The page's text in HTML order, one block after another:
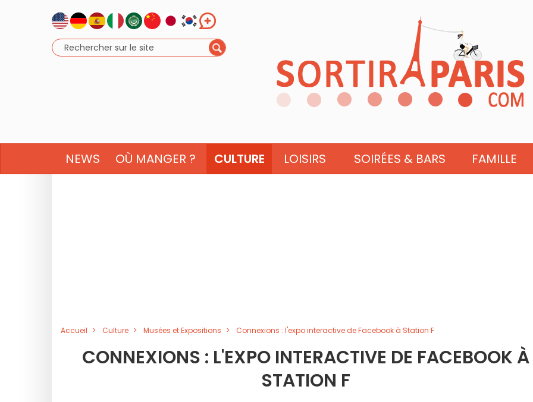
NEWS OÙ MANGER ? CULTURE LOISIRS SOIRÉES & BARS FAMILLE
Accueil Culture Musées et Expositions Connexions : l'expo interactive de Facebook à Station F
CONNEXIONS : L'EXPO INTERACTIVE DE FACEBOOK À
STATION F